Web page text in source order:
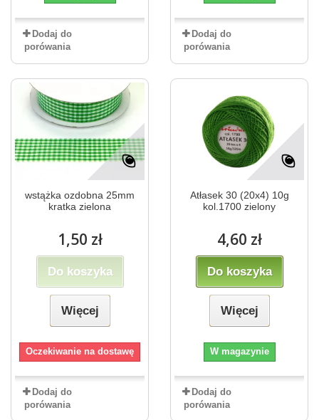
Dodaj do
porówania
Dodaj do
porówania
wstążka ozdobna 25mm
kratka zielona
1,50 zł
Do koszyka
Więcej
Oczekiwanie na dostawę
Dodaj do
porówania
Atłasek 30 (20x4) 10g
kol.1700 zielony
4,60 zł
Do koszyka
Więcej
W magazynie
Dodaj do
porówania